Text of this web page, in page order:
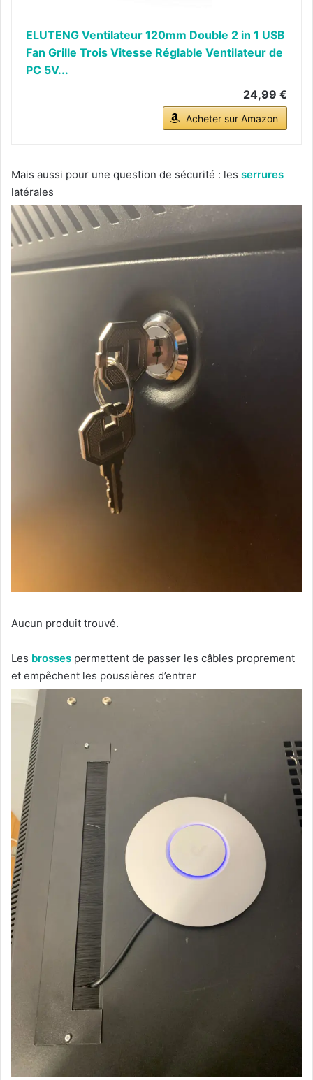
ELUTENG Ventilateur 120mm Double 2 in 1 USB
Fan Grille Trois Vitesse Réglable Ventilateur de
PC 5V...
24,99 €
Acheter sur Amazon
Mais aussi pour une question de sécurité : les serrures
latérales
Aucun produit trouvé.
Les brosses permettent de passer les câbles proprement
et empêchent les poussières d’entrer